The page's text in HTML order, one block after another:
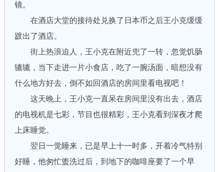
镜。
在酒店大堂的接待处兑换了日本币之后王小克缓缓
踱出了酒店。
街上热浪迫人，王小克在附近兜了一转，忽觉饥肠
辘辘，当下走进一片小食店，吃了一腕汤面，暗想没有
什么地方好去，倒不如回酒店的房间里看电视吧！
这天晚上，王小克一直呆在房间里没有出去，酒店
的电视机是七彩，节目也很精彩，王小克看到深夜才爬
上床睡觉。
翌日一觉睡来，已是早上十一时多，开着冷气特别
好睡，他匆忙盥洗过后，到地下的咖啡座要了一个早